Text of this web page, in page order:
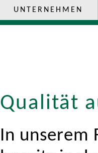
UNTERNEHMEN
Qualität
In unserem